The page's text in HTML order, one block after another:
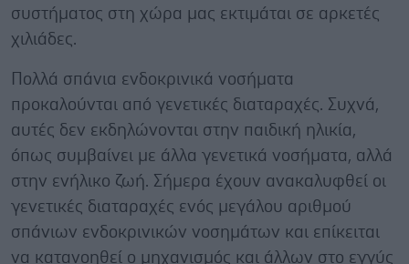
συστήματος στη χώρα μας εκτιμάται σε αρκετές
χιλιάδες.
Πολλά σπάνια ενδοκρινικά νοσήματα
προκαλούνται από γενετικές διαταραχές. Συχνά,
αυτές δεν εκδηλώνονται στην παιδική ηλικία,
όπως συμβαίνει με άλλα γενετικά νοσήματα, αλλά
στην ενήλικο ζωή. Σήμερα έχουν ανακαλυφθεί οι
γενετικές διαταραχές ενός μεγάλου αριθμού
σπάνιων ενδοκρινικών νοσημάτων και επίκειται
να κατανοηθεί ο μηχανισμός και άλλων στο εγγύς